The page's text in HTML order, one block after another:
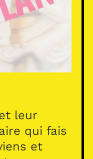
leur
qui fais
et